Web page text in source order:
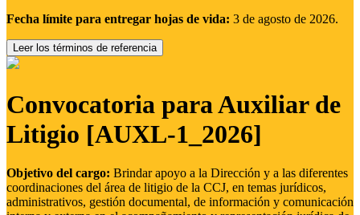
Fecha límite para entregar hojas de vida: 3 de agosto de 2026.
Leer los términos de referencia
Convocatoria para Auxiliar de
Litigio [AUXL-1_2026]
Objetivo del cargo: Brindar apoyo a la Dirección y a las diferentes
coordinaciones del área de litigio de la CCJ, en temas jurídicos,
administrativos, gestión documental, de información y comunicación